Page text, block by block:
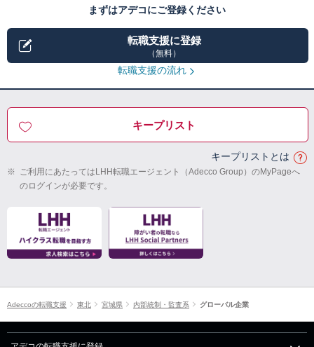
まずはアデコにご登録ください
転職支援に登録
（無料）
転職支援の流れ
キープリスト
キープリストとは
※ ご利用にあたってはLHH転職エージェント（Adecco Group）のMyPageへ
のログインが必要です。
Adeccoの転職支援 東北 宮城県 内部統制・監査系 グローバル企業